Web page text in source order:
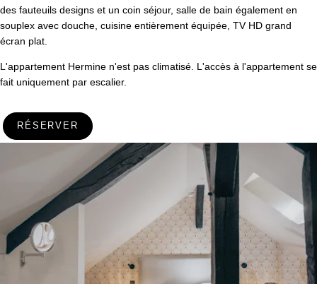
des fauteuils designs et un coin séjour, salle de bain également en
souplex avec douche, cuisine entièrement équipée, TV HD grand
écran plat.
L'appartement Hermine n'est pas climatisé. L'accès à l'appartement se
fait uniquement par escalier.
RÉSERVER
Nom*